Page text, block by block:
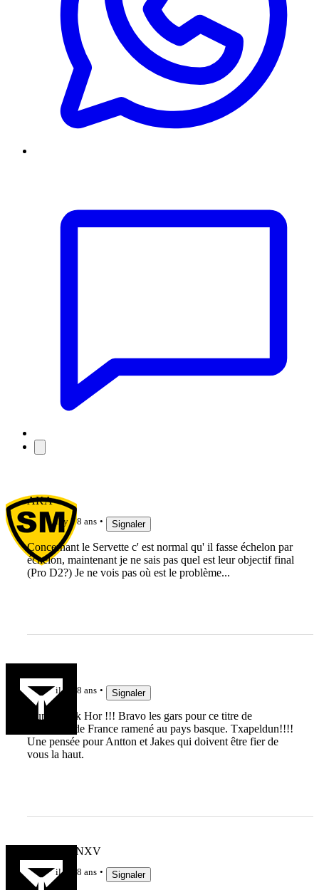
AKA
il y a 8 ans Signaler
Concernant le Servette c' est normal qu' il fasse échelon par
échelon, maintenant je ne sais pas quel est leur objectif final
(Pro D2?) Je ne vois pas où est le problème...
il y a 8 ans Signaler
Aupa Emak Hor !!! Bravo les gars pour ce titre de
champion de France ramené au pays basque. Txapeldun!!!!
Une pensée pour Antton et Jakes qui doivent être fier de
vous la haut.
MARCFANXV
il y a 8 ans Signaler